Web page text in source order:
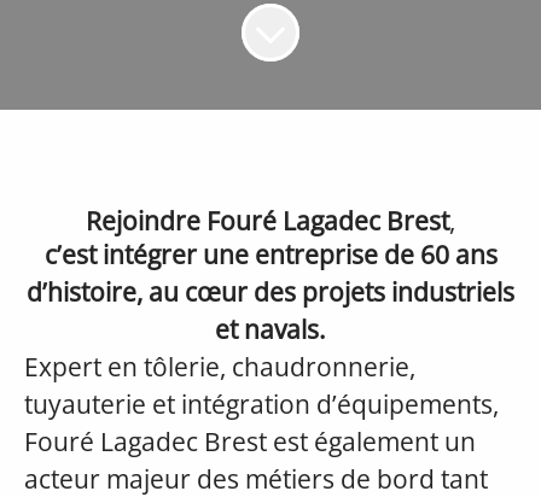
Rejoindre Fouré Lagadec Brest,
c’est intégrer une entreprise de 60 ans
d’histoire, au cœur des projets industriels
et navals.
Expert en tôlerie, chaudronnerie,
tuyauterie et intégration d’équipements,
Fouré Lagadec Brest est également un
acteur majeur des métiers de bord tant